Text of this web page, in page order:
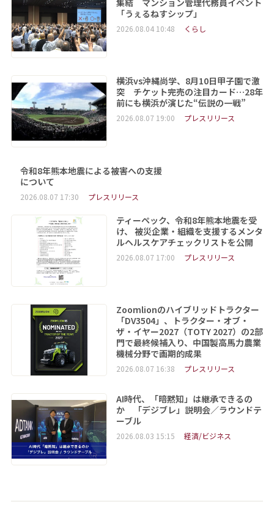
集結 マンション管理代務員イベント
「うぇるねすシップ」
2026.08.04 10:48 くらし
横浜vs沖縄尚学、8月10日甲子園で激
突 チケット完売の注目カード…28年
前にも横浜が演じた“伝説の一戦”
2026.08.07 19:00 プレスリリース
令和8年熊本地震による被害への支援
について
2026.08.07 17:30 プレスリリース
ティーペック、令和8年熊本地震を受
け、 被災企業・組織を支援するメンタ
ルヘルスケアチェックリストを公開
2026.08.07 17:00 プレスリリース
Zoomlionのハイブリッドトラクター
「DV3504」、トラクター・オブ・
ザ・イヤー2027（TOTY 2027）の2部
門で最終候補入り、中国製高馬力農業
機械分野で画期的成果
2026.08.07 16:38 プレスリリース
AI時代、「暗黙知」は継承できるの
か 「デジブレ」説明会／ラウンドテ
ーブル
2026.08.03 15:15 経済/ビジネス